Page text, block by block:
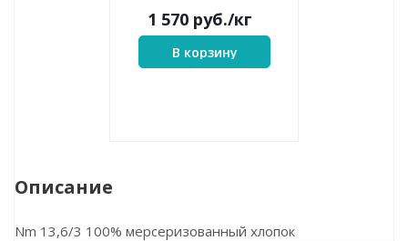
1 570 руб./кг
В корзину
Описание
Nm 13,6/3 100% мерсеризованный хлопок